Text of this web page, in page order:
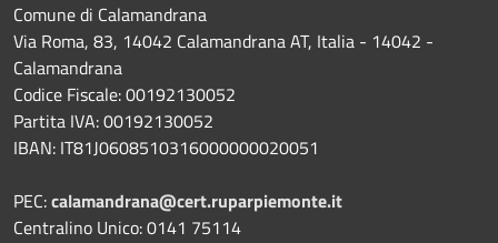
Comune di Calamandrana
Via Roma, 83, 14042 Calamandrana AT, Italia - 14042 -
Calamandrana
Codice Fiscale: 00192130052
Partita IVA: 00192130052
IBAN: IT81J0608510316000000020051
PEC:calamandrana@cert.ruparpiemonte.it
Centralino Unico: 0141 75114